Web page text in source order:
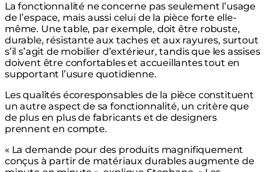
La fonctionnalité ne concerne pas seulement l’usage
de l’espace, mais aussi celui de la pièce forte elle-
même. Une table, par exemple, doit être robuste,
durable, résistante aux taches et aux rayures, surtout
s’il s’agit de mobilier d’extérieur, tandis que les assises
doivent être confortables et accueillantes tout en
supportant l’usure quotidienne.
Les qualités écoresponsables de la pièce constituent
un autre aspect de sa fonctionnalité, un critère que
de plus en plus de fabricants et de designers
prennent en compte.
« La demande pour des produits magnifiquement
conçus à partir de matériaux durables augmente de